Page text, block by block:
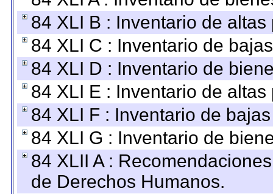
84 XLI B : Inventario de
84 XLI C : Inventario de
84 XLI D : Inventario de
84 XLI E : Inventario de
84 XLI F : Inventario de
84 XLI G : Inventario de
84 XLII A :
de Derechos Humanos.